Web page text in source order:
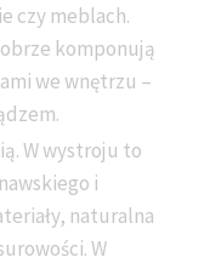
czy meblach.
komponują
we wnętrzu –
W wystroju to
i
naturalna
W